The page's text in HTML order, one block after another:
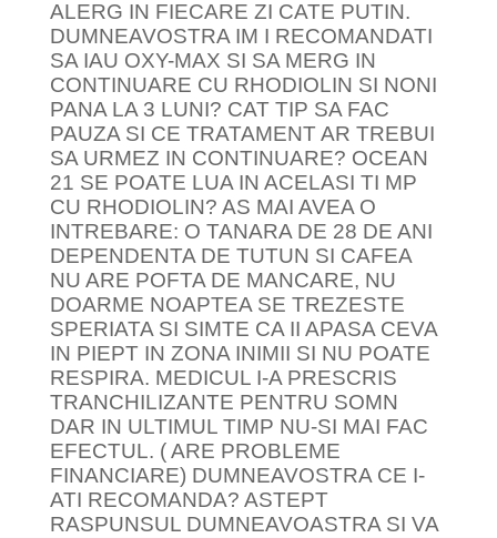
ALERG IN FIECARE ZI CATE PUTIN.
DUMNEAVOSTRA IM I RECOMANDATI
SA IAU OXY-MAX SI SA MERG IN
CONTINUARE CU RHODIOLIN SI NONI
PANA LA 3 LUNI? CAT TIP SA FAC
PAUZA SI CE TRATAMENT AR TREBUI
SA URMEZ IN CONTINUARE? OCEAN
21 SE POATE LUA IN ACELASI TI MP
CU RHODIOLIN? AS MAI AVEA O
INTREBARE: O TANARA DE 28 DE ANI
DEPENDENTA DE TUTUN SI CAFEA
NU ARE POFTA DE MANCARE, NU
DOARME NOAPTEA SE TREZESTE
SPERIATA SI SIMTE CA II APASA CEVA
IN PIEPT IN ZONA INIMII SI NU POATE
RESPIRA. MEDICUL I-A PRESCRIS
TRANCHILIZANTE PENTRU SOMN
DAR IN ULTIMUL TIMP NU-SI MAI FAC
EFECTUL. ( ARE PROBLEME
FINANCIARE) DUMNEAVOSTRA CE I-
ATI RECOMANDA? ASTEPT
RASPUNSUL DUMNEAVOASTRA SI VA